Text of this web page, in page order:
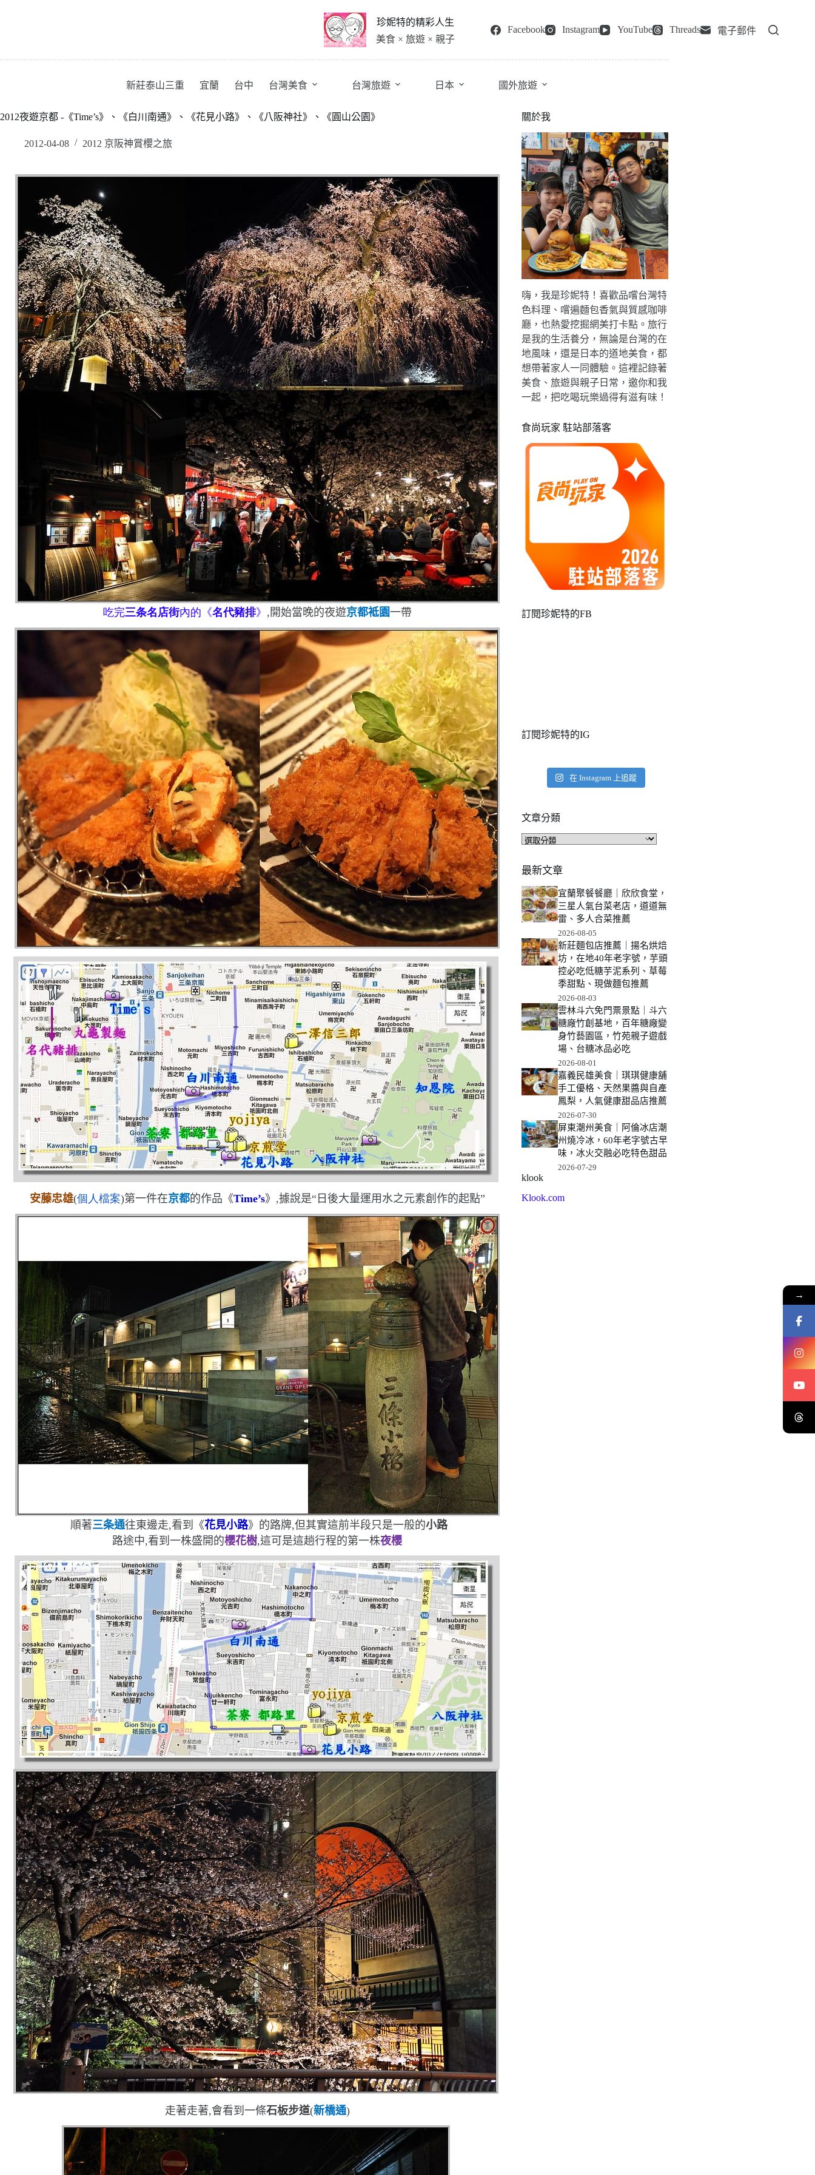
珍妮特的精彩人生
美食 × 旅遊 × 親子
Facebook Instagram YouTube Threads 電子郵件
新莊泰山三重 宜蘭 台中 台灣美食 台灣旅遊 日本 國外旅遊
2012夜遊京都 -《Time’s》、《白川南通》、《花見小路》、《八阪神社》、《圓山公園》
2012-04-08 2012 京阪神賞櫻之旅
吃完三条名店街內的 《名代豬排》 ,開始當晚的夜遊京都袛園一帶
安藤忠雄(個人檔案)第一件在京都的作品《Time’s》,據說是“日後大量運用水之元素創作的起點”
順著三条通往東邊走,看到《花見小路》的路牌,但其實這前半段只是一般的小路
路途中,看到一株盛開的櫻花樹,這可是這趟行程的第一株夜櫻
走著走著,會看到一條石板步道(新橋通)
關於我
嗨，我是珍妮特！喜歡品嚐台灣特
色料理、嚐遍麵包香氣與質感咖啡
廳，也熱愛挖掘網美打卡點。旅行
是我的生活養分，無論是台灣的在
地風味，還是日本的道地美食，都
想帶著家人一同體驗。這裡記錄著
美食、旅遊與親子日常，邀你和我
一起，把吃喝玩樂過得有滋有味！
食尚玩家 駐站部落客
訂閱珍妮特的FB
訂閱珍妮特的IG
在 Instagram 上追蹤
文章分類
文
分
類
最新文章
宜蘭聚餐餐廳｜欣欣食堂，
三星人氣台菜老店，道道無
雷、多人合菜推薦
2026-08-05
新莊麵包店推薦｜揚名烘焙
坊，在地40年老字號，芋頭
控必吃低糖芋泥系列、草莓
季甜點、現做麵包推薦
2026-08-03
雲林斗六免門票景點｜斗六
糖廠竹創基地，百年糖廠變
身竹藝園區，竹苑親子遊戲
場、台糖冰品必吃
2026-08-01
嘉義民雄美食｜琪琪健康舖
手工優格、天然果醬與自產
鳳梨，人氣健康甜品店推薦
2026-07-30
屏東潮州美食｜阿倫冰店潮
州燒冷冰，60年老字號古早
味，冰火交融必吃特色甜品
2026-07-29
klook
Klook.com
→